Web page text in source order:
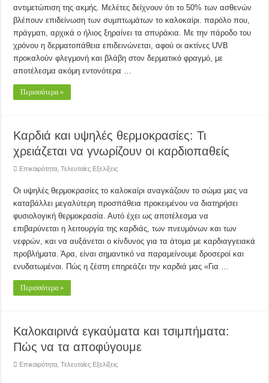
αντιμετώπιση της ακμής. Μελέτες δείχνουν ότι το 50% των ασθενών
βλέπουν επιδείνωση των συμπτωμάτων το καλοκαίρι. παρόλο που,
πράγματι, αρχικά ο ήλιος ξηραίνει τα σπυράκια. Με την πάροδο του
χρόνου η δερματοπάθεια επιδεινώνεται, αφού οι ακτίνες UVΒ
προκαλούν φλεγμονή και βλάβη στον δερματικό φραγμό, με
αποτέλεσμα ακόμη εντονότερα …
Περισσότερα »
Καρδιά και υψηλές θερμοκρασίες: Τι
χρειάζεται να γνωρίζουν οι καρδιοπαθείς
Επικαιρότητα ,Τελευταίες Εξελίξεις
Οι υψηλές θερμοκρασίες το καλοκαίρι αναγκάζουν το σώμα μας να
καταβάλλει μεγαλύτερη προσπάθεια προκειμένου να διατηρήσει
φυσιολογική θερμοκρασία. Αυτό έχει ως αποτέλεσμα να
επιβαρύνεται η λειτουργία της καρδιάς, των πνευμόνων και των
νεφρών, και να αυξάνεται ο κίνδυνος για τα άτομα με καρδιαγγειακά
προβλήματα. Άρα, είναι σημαντικό να παραμείνουμε δροσεροί και
ενυδατωμένοι. Πώς η ζέστη επηρεάζει την καρδιά μας «Για …
Περισσότερα »
Καλοκαιρινά εγκαύματα και τσιμπήματα:
Πώς να τα αποφύγουμε
Επικαιρότητα ,Τελευταίες Εξελίξεις